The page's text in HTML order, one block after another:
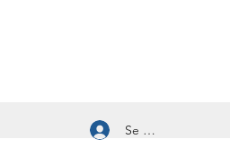
Se connecter